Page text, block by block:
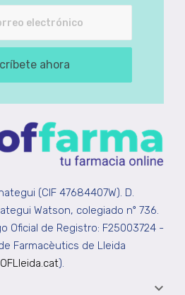
ahora
(CIF 47684407W). D.
Watson, colegiado nº 736.
Oficial de Registro: F25003724 -
Farmacèutics de Lleida
).
